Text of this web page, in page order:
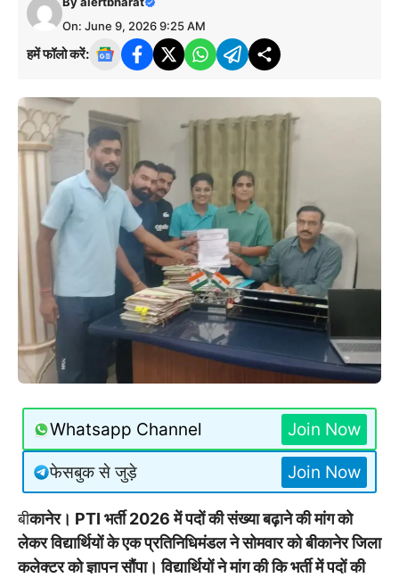
On: June 9, 2026 9:25 AM
हमें फॉलो करें:
Whatsapp Channel Join Now
फेसबुक से जुड़े Join Now
बीकानेर। PTI भर्ती 2026 में पदों की संख्या बढ़ाने की मांग को
लेकर विद्यार्थियों के एक प्रतिनिधिमंडल ने सोमवार को बीकानेर जिला
कलेक्टर को ज्ञापन सौंपा। विद्यार्थियों ने मांग की कि भर्ती में पदों की